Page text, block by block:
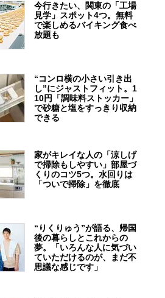
今行きたい、関東の「工場
見学」スポット4つ。無料
で楽しめるバイキング食べ
放題も
“コンロ横の小さい引き出
し”にジャストフィット。1
10円「調味料ストッカー」
で砂糖と塩をすっきり収納
できる
家がキレイな人の「涼しげ
で掃除もしやすい」部屋づ
くりのコツ5つ。水回りは
「ついで掃除」を徹底
“りくりゅう”が語る、帰国
後の暮らしとこれからの
夢。「いろんな人に気づい
ていただけるのが、まだ不
思議な感じです」